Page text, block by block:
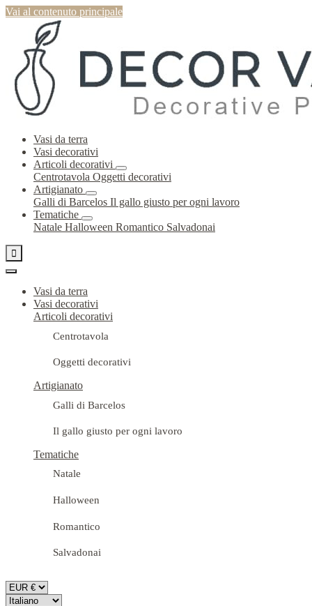
Vai al contenuto principale
Vasi da terra
Vasi decorativi
Articoli decorativi
Centrotavola Oggetti decorativi
Artigianato
Galli di Barcelos Il gallo giusto per ogni lavoro
Tematiche
Natale Halloween Romantico Salvadonai

Vasi da terra
Vasi decorativi
Articoli decorativi
Centrotavola
Oggetti decorativi
Artigianato
Galli di Barcelos
Il gallo giusto per ogni lavoro
Tematiche
Natale
Halloween
Romantico
Salvadonai